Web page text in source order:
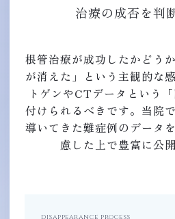
治療の成否を判
根管治療が成功したかどう
が消えた」という主観的な
トゲンやCTデータという
付けられるべきです。当院
導いてきた難症例のデータ
慮した上で豊富に公
disappearance process